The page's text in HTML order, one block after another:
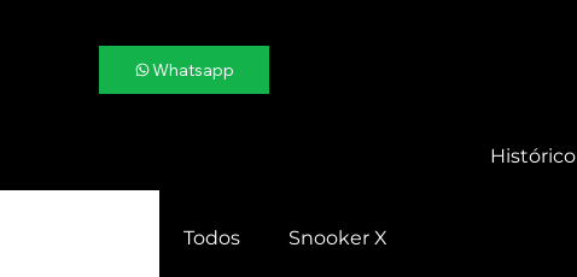
Whatsapp
Histórico
Todos Snooker X